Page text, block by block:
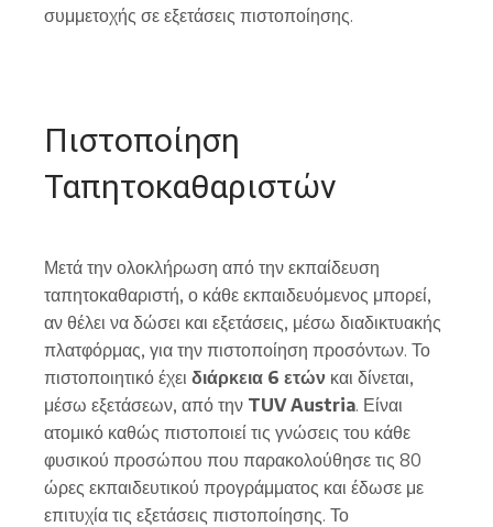
συμμετοχής σε εξετάσεις πιστοποίησης.
Πιστοποίηση
Ταπητοκαθαριστών
Μετά την ολοκλήρωση από την εκπαίδευση
ταπητοκαθαριστή, ο κάθε εκπαιδευόμενος μπορεί,
αν θέλει να δώσει και εξετάσεις, μέσω διαδικτυακής
πλατφόρμας, για την πιστοποίηση προσόντων. Το
πιστοποιητικό έχει διάρκεια 6 ετών και δίνεται,
μέσω εξετάσεων, από την TUV Austria. Είναι
ατομικό καθώς πιστοποιεί τις γνώσεις του κάθε
φυσικού προσώπου που παρακολούθησε τις 80
ώρες εκπαιδευτικού προγράμματος και έδωσε με
επιτυχία τις εξετάσεις πιστοποίησης. Το